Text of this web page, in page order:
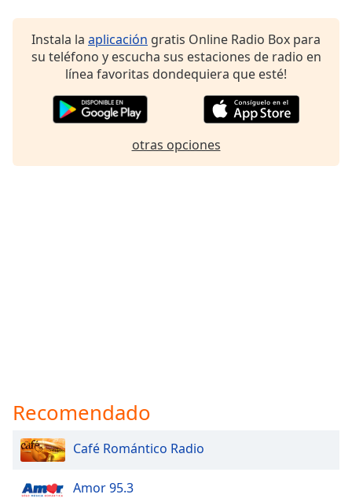
Instala la aplicación gratis Online Radio Box para
su teléfono y escucha sus estaciones de radio en
línea favoritas dondequiera que esté!
otras opciones
Recomendado
Café Romántico Radio
Amor 95.3